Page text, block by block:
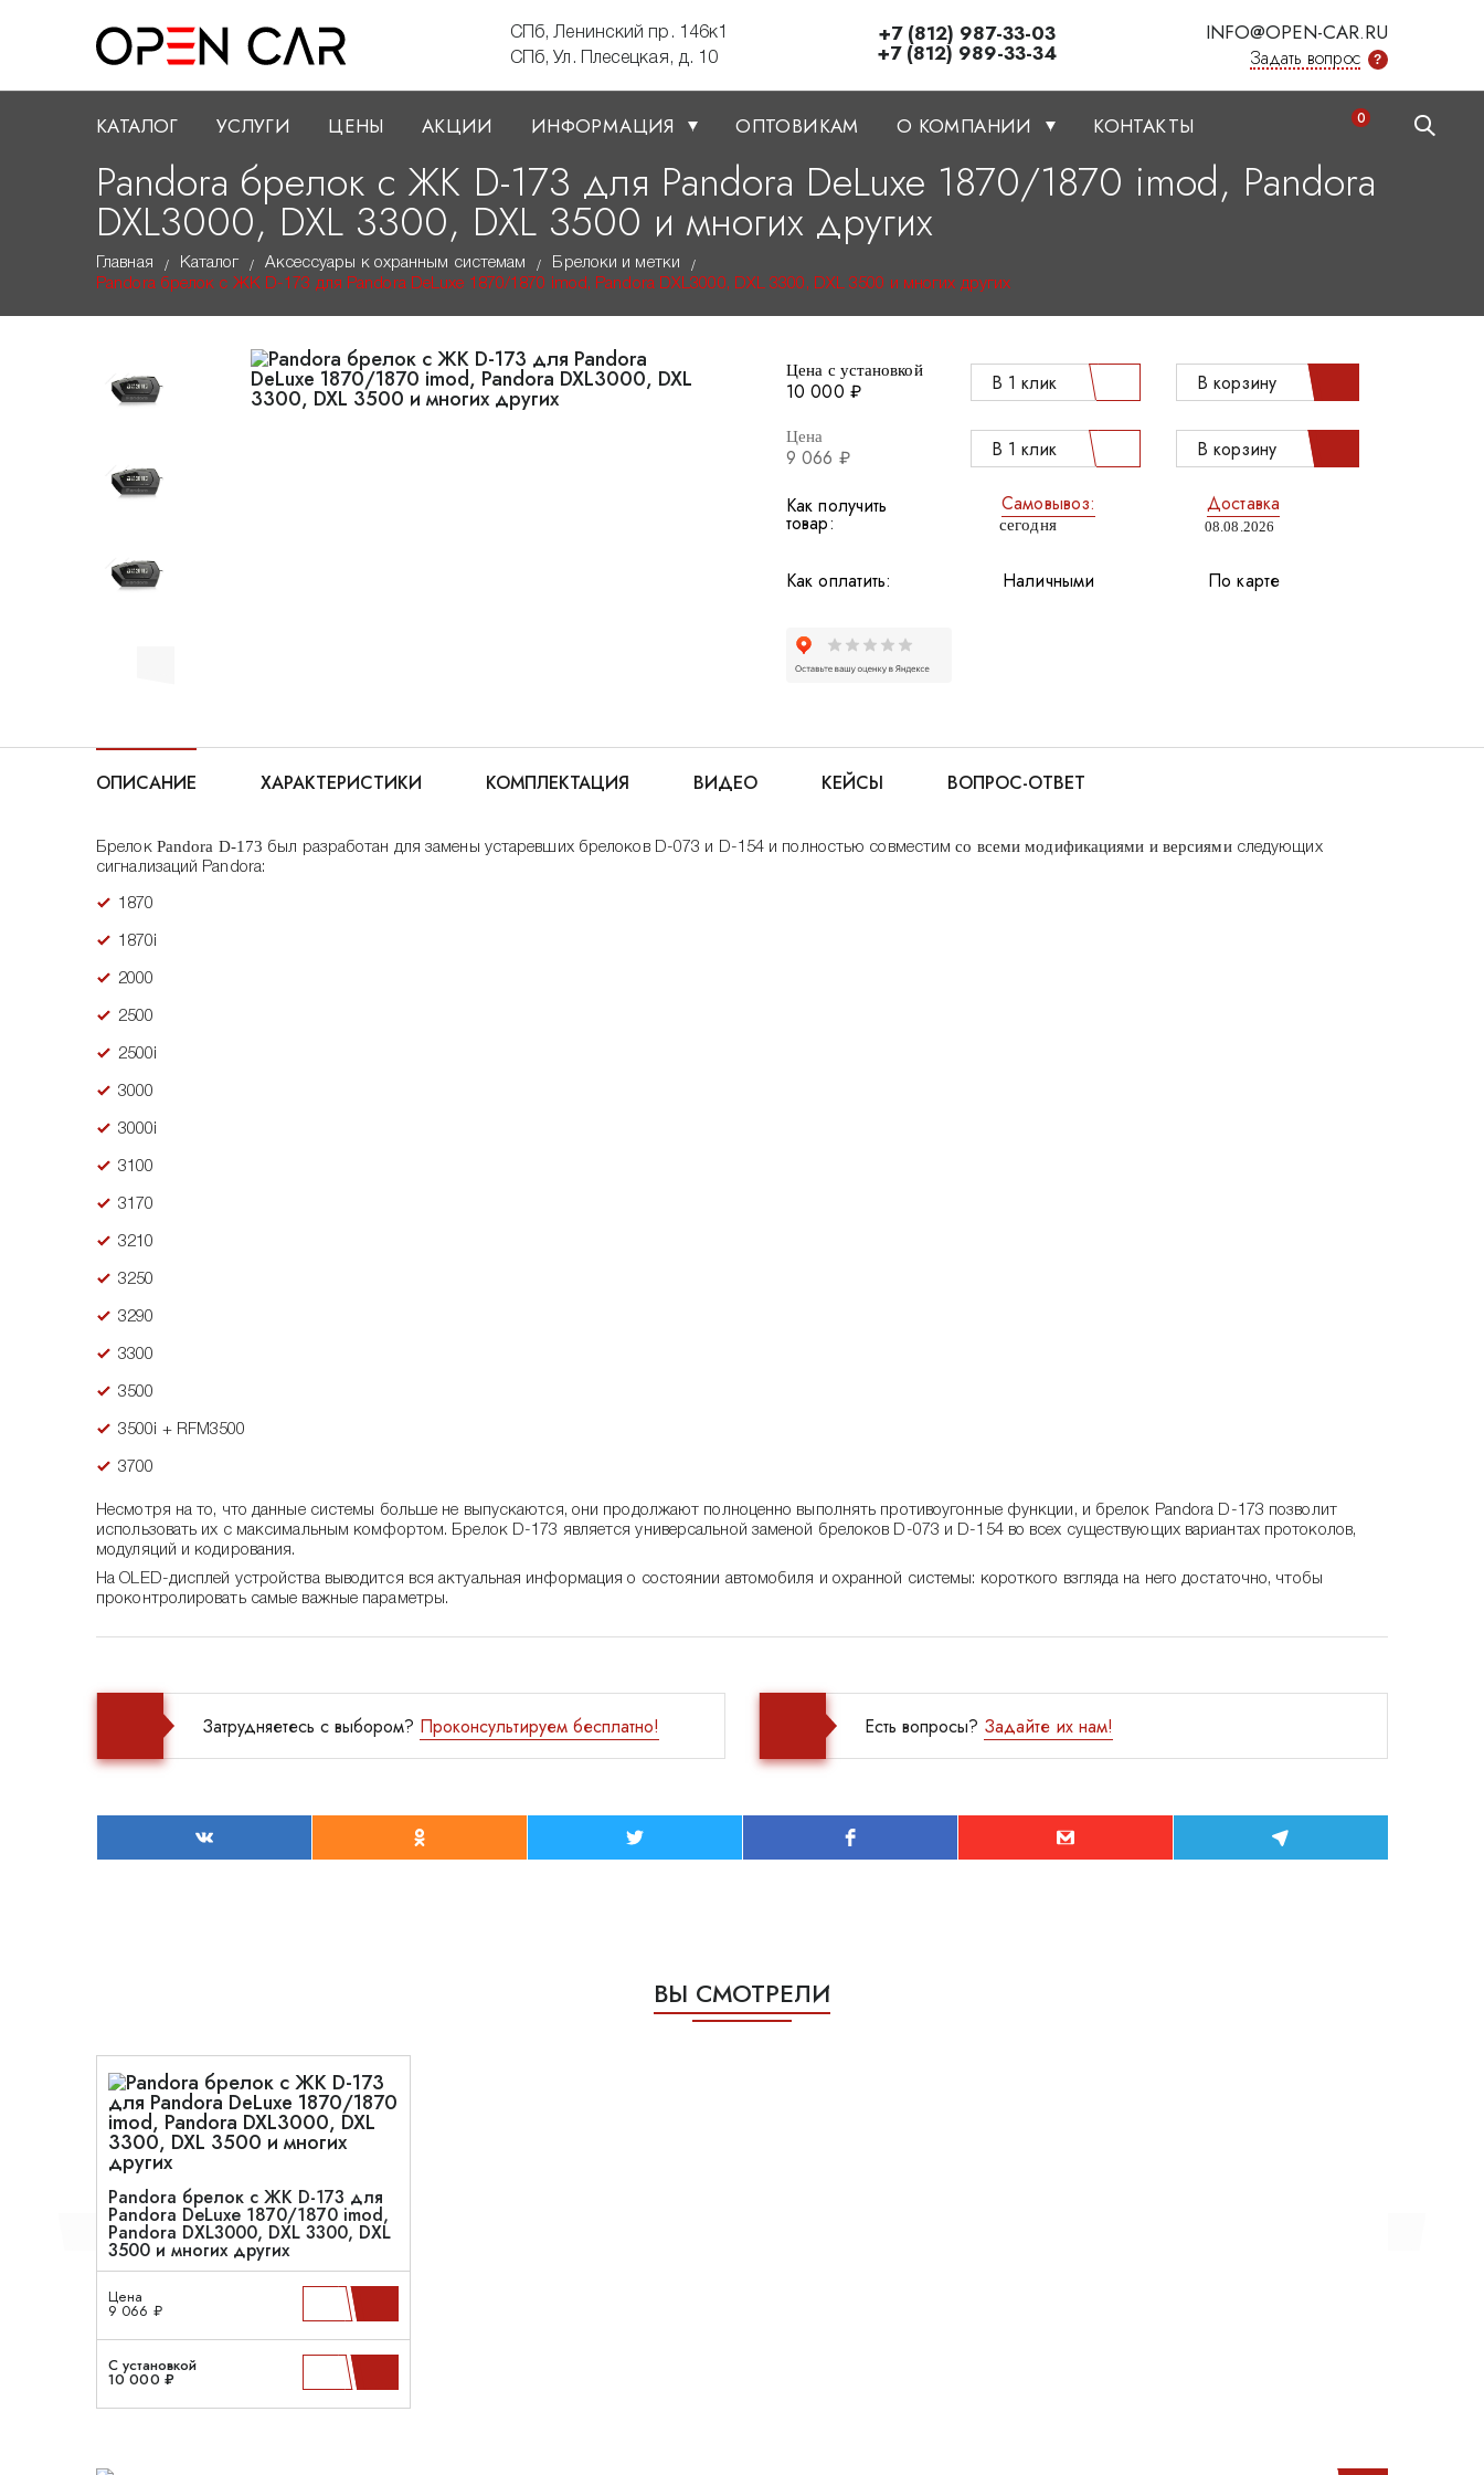
СПб, Ленинский пр. 146к1
СПб, Ул. Плесецкая, д. 10
+7 (812) 987-33-03
+7 (812) 989-33-34
INFO@OPEN-CAR.RU
Задать вопрос ?
КАТАЛОГ УСЛУГИ ЦЕНЫ АКЦИИ ИНФОРМАЦИЯ ОПТОВИКАМ О КОМПАНИИ КОНТАКТЫ 0
Pandora брелок с ЖК D-173 для Pandora DeLuxe 1870/1870 imod, Pandora
DXL3000, DXL 3300, DXL 3500 и многих других
Главная / Каталог / Аксессуары к охранным системам / Брелоки и метки /
Pandora брелок с ЖК D-173 для Pandora DeLuxe 1870/1870 imod, Pandora DXL3000, DXL 3300, DXL 3500 и многих других
Цена с установкой
10 000 ₽ В 1 клик В корзину
Цена
9 066 ₽ В 1 клик В корзину
Как получить
товар:
Самовывоз:
сегодня
Доставка
08.08.2026
Как оплатить: Наличными По карте
ОПИСАНИЕ ХАРАКТЕРИСТИКИ КОМПЛЕКТАЦИЯ ВИДЕО КЕЙСЫ ВОПРОС-ОТВЕТ
Брелок Pandora D-173 был разработан для замены устаревших брелоков D-073 и D-154 и полностью совместимсо всеми модификациями и версиямиследующих
сигнализаций Pandora:
1870
1870i
2000
2500
2500i
3000
3000i
3100
3170
3210
3250
3290
3300
3500
3500i + RFM3500
3700
Несмотря на то, что данные системы больше не выпускаются, они продолжают полноценно выполнять противоугонные функции, и брелок Pandora D-173 позволит
использовать их с максимальным комфортом. Брелок D-173 является универсальной заменой брелоков D-073 и D-154 во всех существующих вариантах протоколов,
модуляций и кодирования.
На OLED-дисплей устройства выводится вся актуальная информация о состоянии автомобиля и охранной системы: короткого взгляда на него достаточно, чтобы
проконтролировать самые важные параметры.
Затрудняетесь с выбором? Проконсультируем бесплатно! Есть вопросы? Задайте их нам!
ВЫ СМОТРЕЛИ
Pandora брелок с ЖК D-173 для
Pandora DeLuxe 1870/1870 imod,
Pandora DXL3000, DXL 3300, DXL
3500 и многих других
Цена
9 066 ₽
С установкой
10 000 ₽